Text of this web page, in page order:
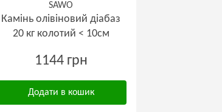
SAWO
Камінь олівіновий діабаз
20 кг колотий < 10см
1144 грн
Додати в кошик